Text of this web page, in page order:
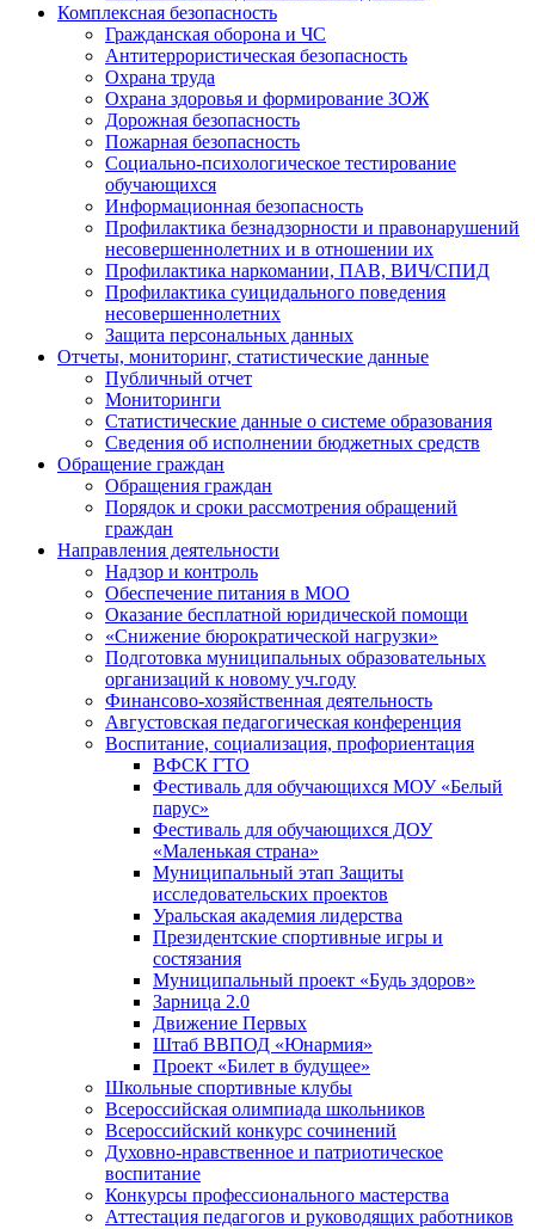
Комплексная безопасность
Гражданская оборона и ЧС
Антитеррористическая безопасность
Охрана труда
Охрана здоровья и формирование ЗОЖ
Дорожная безопасность
Пожарная безопасность
Социально-психологическое тестирование
обучающихся
Информационная безопасность
Профилактика безнадзорности и правонарушений
несовершеннолетних и в отношении их
Профилактика наркомании, ПАВ, ВИЧ/СПИД
Профилактика суицидального поведения
несовершеннолетних
Защита персональных данных
Отчеты, мониторинг, статистические данные
Публичный отчет
Мониторинги
Статистические данные о системе образования
Сведения об исполнении бюджетных средств
Обращение граждан
Обращения граждан
Порядок и сроки рассмотрения обращений
граждан
Направления деятельности
Надзор и контроль
Обеспечение питания в МОО
Оказание бесплатной юридической помощи
«Снижение бюрократической нагрузки»
Подготовка муниципальных образовательных
организаций к новому уч.году
Финансово-хозяйственная деятельность
Августовская педагогическая конференция
Воспитание, социализация, профориентация
ВФСК ГТО
Фестиваль для обучающихся МОУ «Белый
парус»
Фестиваль для обучающихся ДОУ
«Маленькая страна»
Муниципальный этап Защиты
исследовательских проектов
Уральская академия лидерства
Президентские спортивные игры и
состязания
Муниципальный проект «Будь здоров»
Зарница 2.0
Движение Первых
Штаб ВВПОД «Юнармия»
Проект «Билет в будущее»
Школьные спортивные клубы
Всероссийская олимпиада школьников
Всероссийский конкурс сочинений
Духовно-нравственное и патриотическое
воспитание
Конкурсы профессионального мастерства
Аттестация педагогов и руководящих работников